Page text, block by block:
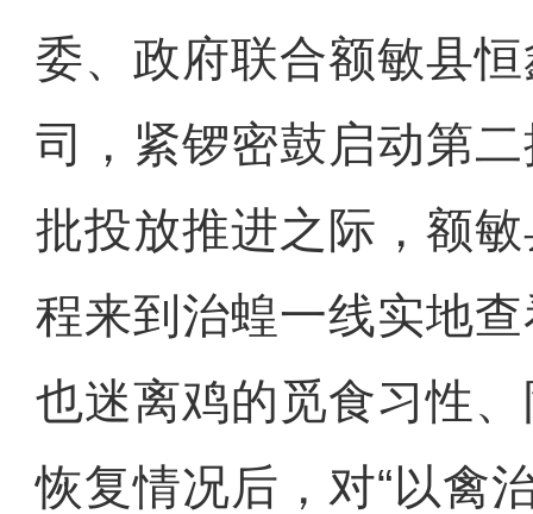
委、政府联合额敏县
司，紧锣密鼓启动第
批投放推进之际，额
程来到治蝗一线实地
也迷离鸡的觅食习性
恢复情况后，对“以禽